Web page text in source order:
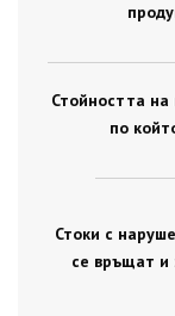
Стойността на
по
Стоки с
се връщат и